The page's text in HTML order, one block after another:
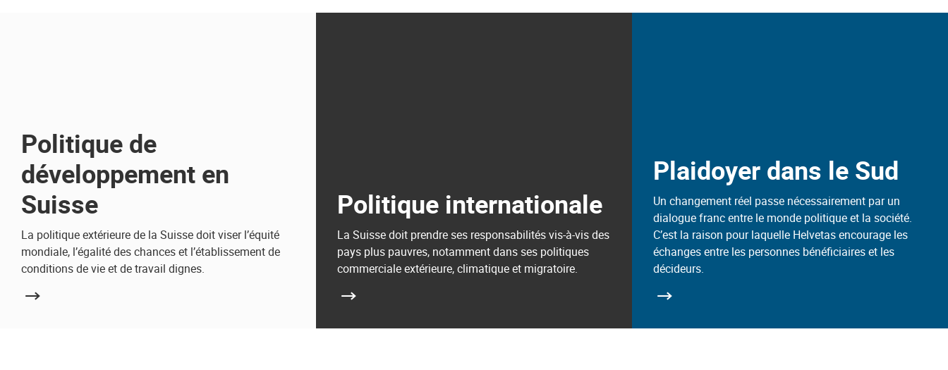
Politique de
développement en
Suisse
La politique extérieure de la Suisse doit viser l’équité
mondiale, l’égalité des chances et l’établissement de
conditions de vie et de travail dignes.
Politique internationale
La Suisse doit prendre ses responsabilités vis-à-vis des
pays plus pauvres, notamment dans ses politiques
commerciale extérieure, climatique et migratoire.
Plaidoyer dans le Sud
Un changement réel passe nécessairement par un
dialogue franc entre le monde politique et la société.
C’est la raison pour laquelle Helvetas encourage les
échanges entre les personnes bénéficiaires et les
décideurs.